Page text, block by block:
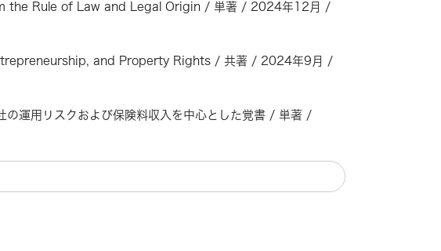
the Rule of Law and Legal Origin / 単著 / 2024年12月 /
and Property Rights / 共著 / 2024年9月 /
運用リスクおよび保険料収入を中心とした覚書 / 単著 /